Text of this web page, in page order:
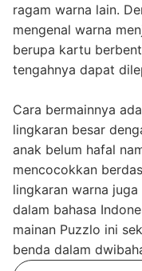
ragam warna lain.
mengenal warna
berupa kartu
tengahnya dapat
Cara bermainnya
lingkaran besar
anak belum hafal
mencocokkan
lingkaran warna
dalam bahasa
mainan Puzzlo ini
benda dalam